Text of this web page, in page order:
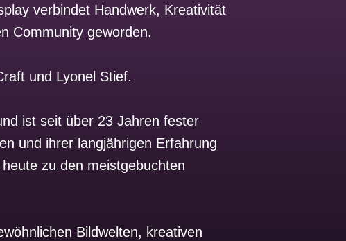
verbindet Handwerk, Kreativität
Community geworden.
und Lyonel Stief.
ist seit über 23 Jahren fester
und ihrer langjährigen Erfahrung
zu den meistgebuchten
Bildwelten, kreativen